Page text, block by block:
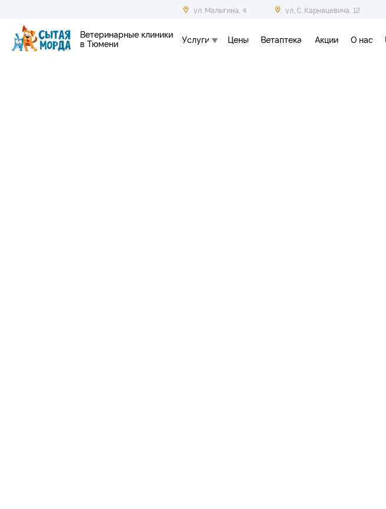
ул. С. Карнацевича, 12
ул. Малыгина, 4
Ветеринарные клиники
в Тюмени
Услуги Цены О нас
Акции
Ветаптека